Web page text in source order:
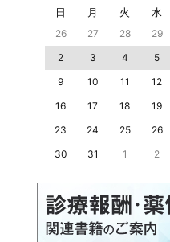
日 月 火 水
26 27 28 29
2
3 4 5
9
10 11 12
16
17 18 19
23
24 25 26
30
31 1 2